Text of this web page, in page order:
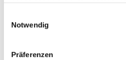
Notwendig
Präferenzen
> Wegweiser wandmontiert